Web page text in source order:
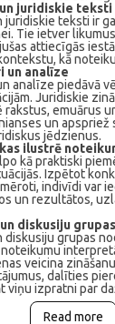
juridiskie teksti
teksti ir
Tie ietver
attiecīgās
kā
un analīze
analīze piedāvā
Juridiskie
emuārus
un
jēdzienus.
ilustrē
kā praktiski
Izpētot
indivīdi var
un rezultātos,
diskusiju grupas
diskusiju grupas
veicina
dalīties
viņu izpratni par
Read more